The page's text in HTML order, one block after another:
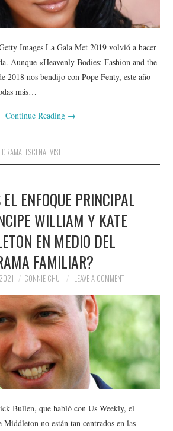
Images La Gala Met 2019 volvió a hacer
Aunque «Heavenly Bodies: Fashion and the
2018 nos bendijo con Pope Fenty, este año
más…
Continue Reading →
DRAMA, ESCENA, VISTE
ENFOQUE PRINCIPAL
WILLIAM Y KATE
EN MEDIO DEL
FAMILIAR?
CONNIE CHU LEAVE A COMMENT
Bullen, que habló con Us Weekly, el
no están tan centrados en las